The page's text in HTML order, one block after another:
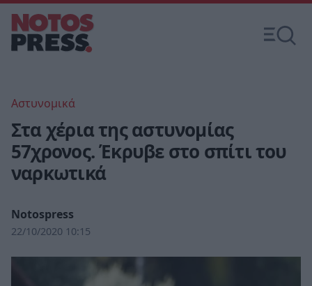
Αστυνομικά
Στα χέρια της αστυνομίας
57χρονος. Έκρυβε στο σπίτι του
ναρκωτικά
Notospress
22/10/2020 10:15